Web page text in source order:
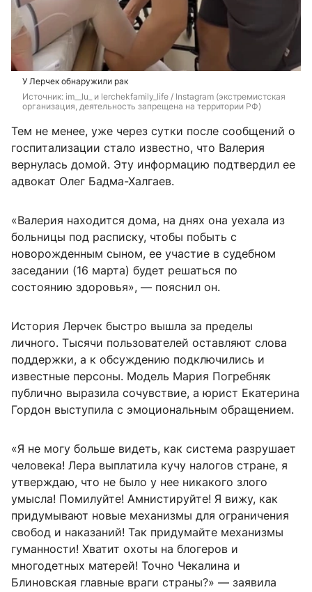
У Лерчек обнаружили рак
Источник: im__lu_ и lerchekfamily_life / Instagram (экстремистская
организация, деятельность запрещена на территории РФ)
Тем не менее, уже через сутки после сообщений о
госпитализации стало известно, что Валерия
вернулась домой. Эту информацию подтвердил ее
адвокат Олег Бадма-Халгаев.
«Валерия находится дома, на днях она уехала из
больницы под расписку, чтобы побыть с
новорожденным сыном, ее участие в судебном
заседании (16 марта) будет решаться по
состоянию здоровья», — пояснил он.
История Лерчек быстро вышла за пределы
личного. Тысячи пользователей оставляют слова
поддержки, а к обсуждению подключились и
известные персоны. Модель Мария Погребняк
публично выразила сочувствие, а юрист Екатерина
Гордон выступила с эмоциональным обращением.
«Я не могу больше видеть, как система разрушает
человека! Лера выплатила кучу налогов стране, я
утверждаю, что не было у нее никакого злого
умысла! Помилуйте! Амнистируйте! Я вижу, как
придумывают новые механизмы для ограничения
свобод и наказаний! Так придумайте механизмы
гуманности! Хватит охоты на блогеров и
многодетных матерей! Точно Чекалина и
Блиновская главные враги страны?» — заявила